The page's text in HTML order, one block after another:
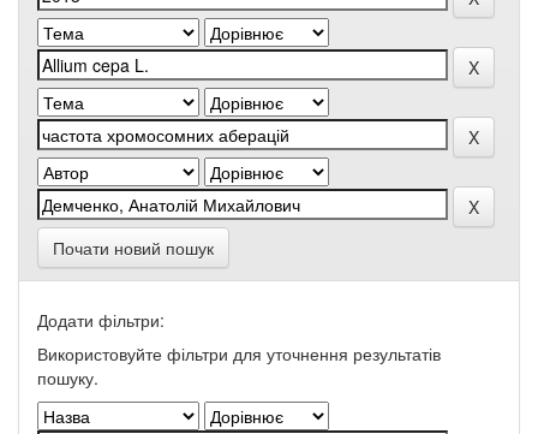
Почати новий пошук
Додати фільтри:
Використовуйте фільтри для уточнення результатів
пошуку.